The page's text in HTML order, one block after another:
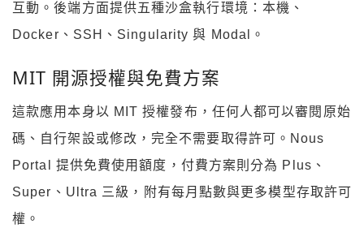
互動。後端方面提供五種沙盒執行環境：本機、
Docker、SSH、Singularity 與 Modal。
MIT 開源授權與免費方案
這款應用本身以 MIT 授權發布，任何人都可以審閱原始
碼、自行架設或修改，完全不需要取得許可。Nous
Portal 提供免費使用額度，付費方案則分為 Plus、
Super、Ultra 三級，附有每月點數與更多模型存取許可
權。